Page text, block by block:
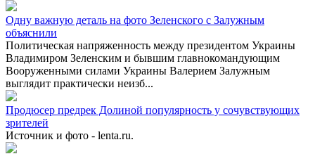
Одну важную деталь на фото Зеленского с Залужным
объяснили
Политическая напряженность между президентом Украины
Владимиром Зеленским и бывшим главнокомандующим
Вооруженными силами Украины Валерием Залужным
выглядит практически неизб...
Продюсер предрек Долиной популярность у сочувствующих
зрителей
Источник и фото - lenta.ru.